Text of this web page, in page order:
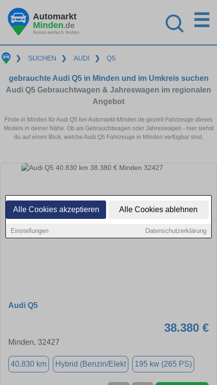
Alle Cookies akzeptieren Alle Cookies ablehnen
Einstellungen Datenschutzerklärung
Automarkt
Minden.de
Autos einfach finden
☰
❯ SUCHEN ❯ AUDI ❯ Q5
gebrauchte Audi Q5 in Minden und im Umkreis suchen
Audi Q5 Gebrauchtwagen & Jahreswagen im regionalen
Angebot
Finde in Minden für Audi Q5 bei Automarkt-Minden.de gezielt Fahrzeuge dieses
Models in deiner Nähe. Ob als Gebrauchtwagen oder Jahreswagen - hier siehst
du auf einen Blick, welche Audi Q5 Fahrzeuge in Minden verfügbar sind.
Audi Q5
38.380 €
Minden, 32427
40.830 km Hybrid (Benzin/Elekt 195 kw (265 PS)